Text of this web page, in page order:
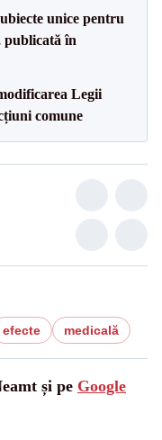
unice pentru
publicată în
Legii
comune
efecte medicală
și pe Google